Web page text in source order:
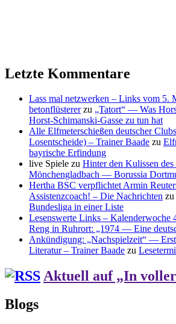
Letzte Kommentare
Lass mal netzwerken – Links vom 5.
betonflüstererzu „Tatort“ — Was
Horst-Schimanski-Gasse zu tun hat
Alle Elfmeterschießen deutscher
Losentscheide) – Trainer Baade zu
bayrische Erfindung
live Spiele zu Hinter den Kulissen
Mönchengladbach — Borussia
Hertha BSC verpflichtet Armin
Assistenzcoach! – Die Nachrichten zu
Bundesliga in einer Liste
Lesenswerte Links – Kalenderwoche
Reng in Ruhrort: „1974 — Eine
Ankündigung: „Nachspielzeit“ —
Literatur – Trainer Baade zu
Aktuell auf „In
Blogs